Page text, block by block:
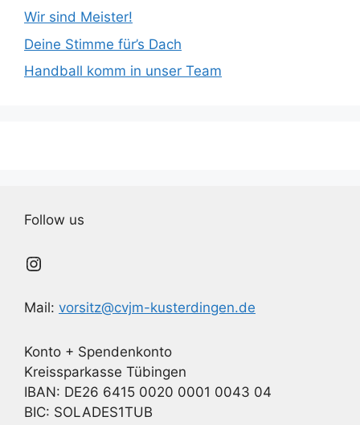
Wir sind Meister!
Deine Stimme für’s Dach
Handball komm in unser Team
Follow us
Instagram
Mail: vorsitz@cvjm-kusterdingen.de
Konto + Spendenkonto
Kreissparkasse Tübingen
IBAN: DE26 6415 0020 0001 0043 04
BIC: SOLADES1TUB